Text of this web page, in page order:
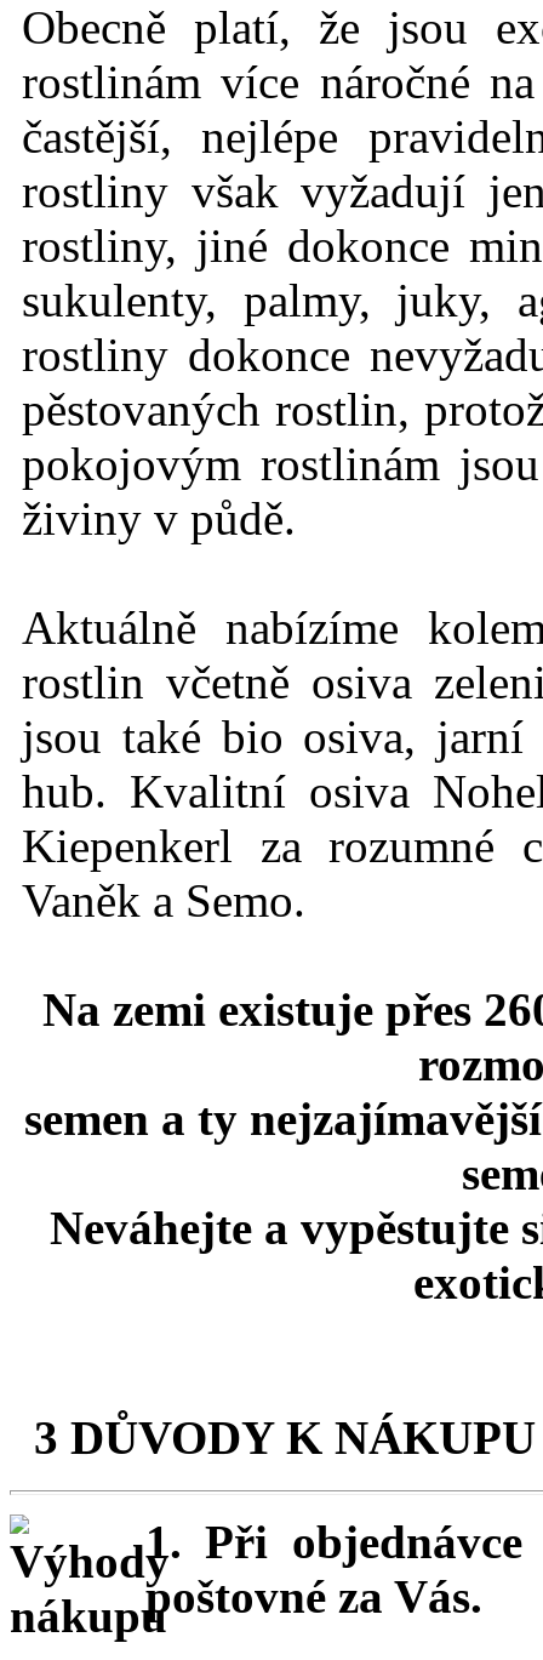
Obecně platí, že jsou
rostlinám více náročné
častější, nejlépe
rostliny však vyžadují
rostliny, jiné dokonce
sukulenty, palmy, juky,
rostliny dokonce
pěstovaných rostlin,
pokojovým rostlinám
živiny v půdě.
Aktuálně nabízíme
rostlin včetně osiva
jsou také bio osiva,
hub. Kvalitní osiva
Kiepenkerl za rozumné
Vaněk a Semo.
Na zemi existuje přes
semen a ty
Neváhejte a vypěstujte
3 DŮVODY K
1. Při
poštovné za Vás.